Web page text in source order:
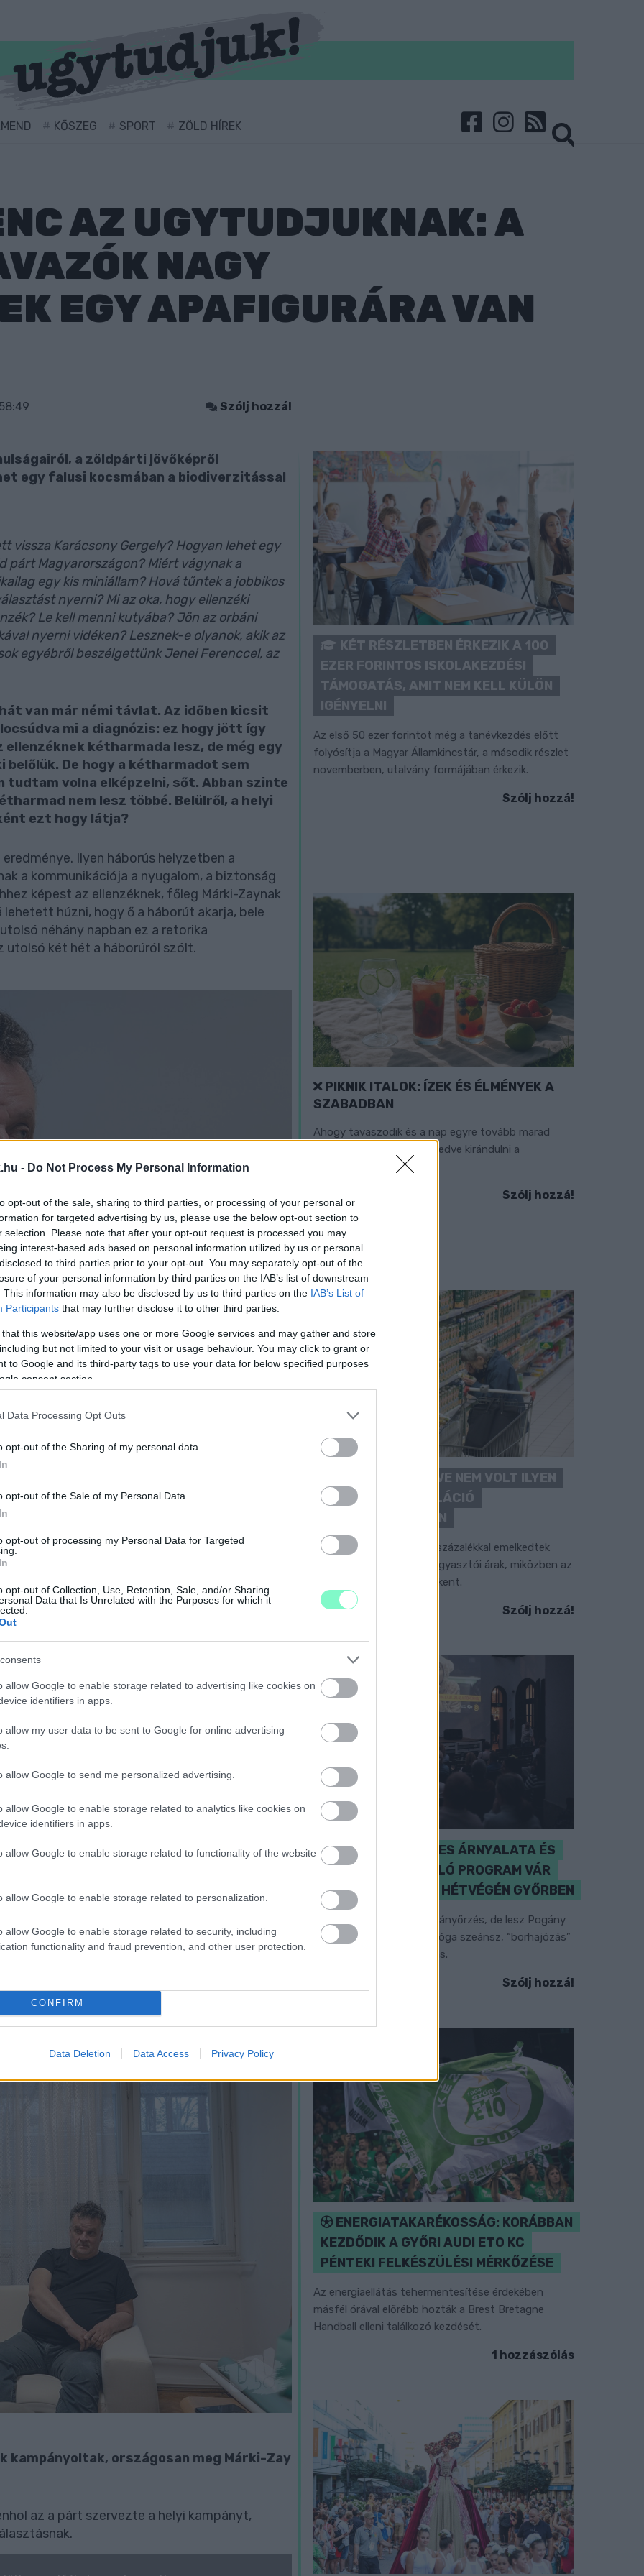
- Do Not Process My Personal Information
opt-out of the sale, sharing to third parties, or processing of your personal or
for targeted advertising by us, please use the below opt-out section to
selection. Please note that after your opt-out request is processed you may
interest-based ads based on personal information utilized by us or personal
to third parties prior to your opt-out. You may separately opt-out of the
of your personal information by third parties on the IAB’s list of downstream
This information may also be disclosed by us to third parties on the IAB’s List of
Participants that may further disclose it to other third parties.
that this website/app uses one or more Google services and may gather and store
but not limited to your visit or usage behaviour. You may click to grant or
to Google and its third-party tags to use your data for below specified purposes
consent section.
Data Processing Opt Outs
opt-out of the Sharing of my personal data.
opt-out of the Sale of my Personal Data.
opt-out of processing my Personal Data for Targeted
opt-out of Collection, Use, Retention, Sale, and/or Sharing
Data that Is Unrelated with the Purposes for which it
allow Google to enable storage related to advertising like cookies on
identifiers in apps.
allow my user data to be sent to Google for online advertising
allow Google to send me personalized advertising.
allow Google to enable storage related to analytics like cookies on
identifiers in apps.
allow Google to enable storage related to functionality of the website
allow Google to enable storage related to personalization.
allow Google to enable storage related to security, including
functionality and fraud prevention, and other user protection.
CONFIRM
Data Deletion Data Access Privacy Policy
KŐSZEG SPORT ZÖLD HÍREK
AZ UGYTUDJUKNAK: A
NAGY
EGY APAFIGURÁRA VAN
Szólj hozzá!
a zöldpárti jövőképről
egy falusi kocsmában a biodiverzitással
vissza Karácsony Gergely? Hogyan lehet egy
párt Magyarországon? Miért vágynak a
egy kis miniállam? Hová tűntek a jobbikos
nyerni? Mi az oka, hogy ellenzéki
Le kell menni kutyába? Jön az orbáni
nyerni vidéken? Lesznek-e olyanok, akik az
egyébről beszélgettünk Jenei Ferenccel, az
van már némi távlat. Az időben kicsit
mi a diagnózis: ez hogy jött így
kétharmada lesz, de még egy
De hogy a kétharmadot sem
tudtam volna elképzelni, sőt. Abban szinte
nem lesz többé. Belülről, a helyi
ezt hogy látja?
Ilyen háborús helyzetben a
a kommunikációja a nyugalom, a biztonság
képest az ellenzéknek, főleg Márki-Zaynak
húzni, hogy ő a háborút akarja, bele
néhány napban ez a retorika
két hét a háborúról szólt.
egy relatív jólét, és féltek az
katonának. Ez persze így hazugság volt.
Fidesz egy olyan negatív kampányt, hogy az
háborúzni Ukrajnába. Tetszik vagy
interjúban egyszerűen nem lett volna
kommunikációja abból állt, hogy
Aztán megint mondott valamit, és megint
mondta azt, amit mondott. Hát ezt így
és őszinte volt?
lehet.
mondatát, és nem beszélhet
ezt nem teheti meg. Inkább beszéljen úgy,
tagoltan, szaggatottan, megállva minden
beszéljen.
mit akarsz mondani, de nem így kéne?
Puzsér volt kampányfőnöke vezetésével,
az ellenzéki szavazóknak volt a közös
Péter, ez így nem lesz jó?
kampányoltak, országosan meg Márki-Zay
az a párt szervezte a helyi kampányt,
KÉT RÉSZLETBEN ÉRKEZIK A 100
EZER FORINTOS ISKOLAKEZDÉSI
TÁMOGATÁS, AMIT NEM KELL KÜLÖN
IGÉNYELNI
Az első 50 ezer forintot még a tanévkezdés előtt
folyósítja a Magyar Államkincstár, a második részlet
novemberben, utalvány formájában érkezik.
Szólj hozzá!
PIKNIK ITALOK: ÍZEK ÉS ÉLMÉNYEK A
SZABADBAN
Ahogy tavaszodik és a nap egyre tovább marad
velünk, sokaknak támad kedve kirándulni a
Szólj hozzá!
ÖRÖMHÍR: TÍZ ÉVE NEM VOLT ILYEN
ALACSONY AZ INFLÁCIÓ
MAGYARORSZÁGON
Júliusban mindössze 1,2 százalékkal emelkedtek
éves összevetésben a fogyasztói árak, miközben az
élelmiszerek ára már csökkent.
Szólj hozzá!
A BAROKK ÖSSZES ÁRNYALATA ÉS
MÉG EGY SOR KIVÁLÓ PROGRAM VÁR
MINDENKIT EZEN A HÉTVÉGÉN GYŐRBEN
Középpontban a hagyományőrzés, de lesz Pogány
Induló és Majka koncert, jóga szeánsz, “borhajózás”
és egy csomó minden más.
Szólj hozzá!
ENERGIATAKARÉKOSSÁG: KORÁBBAN
KEZDŐDIK A GYŐRI AUDI ETO KC
PÉNTEKI FELKÉSZÜLÉSI MÉRKŐZÉSE
Az energiaellátás tehermentesítése érdekében
másfél órával előrébb hozták a Brest Bretagne
Handball elleni találkozó kezdését.
1 hozzászólás